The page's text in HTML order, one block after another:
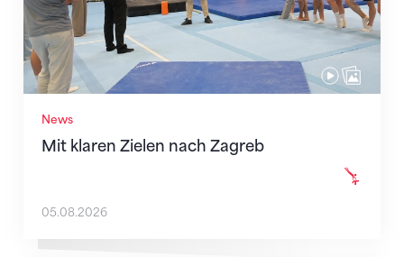
News
Mit klaren Zielen nach Zagreb
05.08.2026